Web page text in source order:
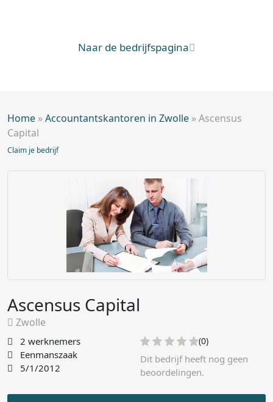
Naar de bedrijfspagina
Home »Accountantskantoren in Zwolle »Ascensus
Capital
Claim je bedrijf
Ascensus Capital
Zwolle
2 werknemers
Eenmanszaak
5/1/2012
(0)
Dit bedrijf heeft nog geen
beoordelingen.